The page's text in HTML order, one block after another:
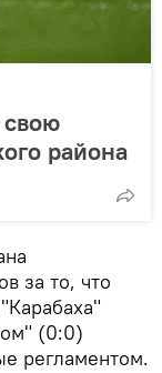
свою
района
за то, что
(0:0)
регламентом.